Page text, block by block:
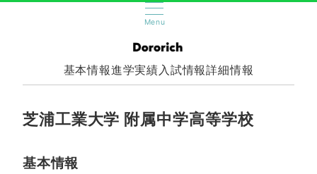
Menu
基本情報進学実績入試情報詳細情報
芝浦工業大学 附属中学高等学校
基本情報